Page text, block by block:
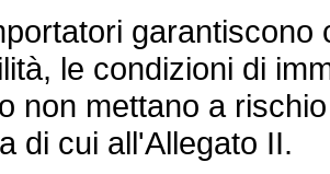
garantiscono
le condizioni di
non mettano a
di cui all'Allegato II.